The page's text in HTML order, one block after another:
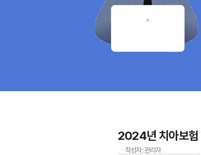
2024년 치아보험
작성자: 관리자